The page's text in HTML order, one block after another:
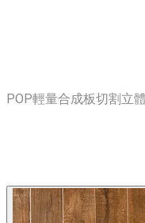
POP輕量合成板切割立